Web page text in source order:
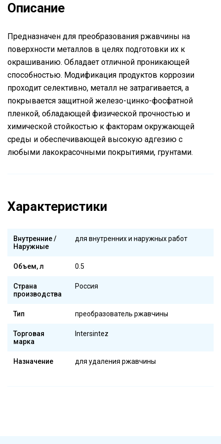
Описание
Предназначен для преобразования ржавчины на
поверхности металлов в целях подготовки их к
окрашиванию. Обладает отличной проникающей
способностью. Модификация продуктов коррозии
проходит селективно, металл не затрагивается, а
покрывается защитной железо-цинко-фосфатной
пленкой, обладающей физической прочностью и
химической стойкостью к факторам окружающей
среды и обеспечивающей высокую адгезию с
любыми лакокрасочными покрытиями, грунтами.
Характеристики
Внутренние /
Наружные
для внутренних и наружных работ
Объем, л 0.5
Страна
производства
Россия
Тип преобразователь ржавчины
Торговая
марка
Intersintez
Назначение для удаления ржавчины